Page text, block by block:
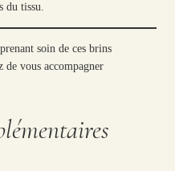
du tissu.
soin de ces brins
de vous accompagner